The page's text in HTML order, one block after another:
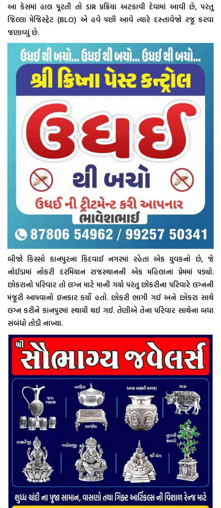
આ કેસમાં હાલ પૂરતી તો SIR પ્રક્રિયા અટકાવી દેવામાં આવી છે, પરંતુ
જિલ્લા મેજિસ્ટ્રેટ (BLO) એ હવે પછી આવે ત્યારે દસ્તાવેજો રજૂ કરવા
જણાવ્યું છે.
બીજો કિસ્સો કાનપુરના કિદવાઈ નગરમાં રહેતા એક યુવકનો છે, જે
નોઈડામાં નોકરી દરમિયાન રાજસ્થાનની એક મહિલાના પ્રેમમાં પડ્યો.
છોકરાનો પરિવાર તો લગ્ન માટે માની ગયો પરંતુ છોકરીના પરિવારે લગ્નની
મંજૂરી આપવાનો ઇનકાર કર્યો હતો. છોકરી ભાગી ગઈ અને છોકરા સાથે
લગ્ન કરીને કાનપુરમાં સ્થાયી થઈ ગઈ. તેણીએ તેના પરિવાર સાથેના બધા
સંબંધો તોડી નાખ્યા.